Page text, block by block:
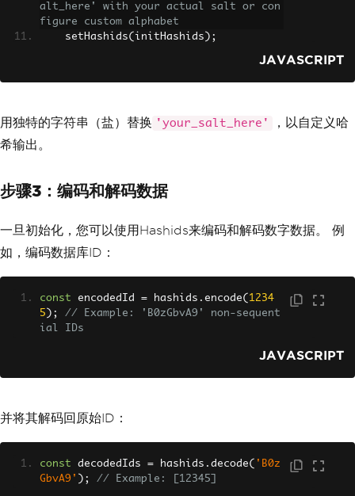
alt_here' with your actual salt or con
figure custom alphabet
    setHashids
( initHashids );
// Other component logic here
{/* Your JSX content */}
export default MyComponent
JAVASCRIPT
用独特的字符串（盐）替换 'your_salt_here'
，以自定义哈
希输出。
步骤3：编码和解码数据
一旦初始化，您可以使用Hashids来编码和解码数字数据。 例
如，编码数据库ID：
const encodedId = hashids . encode( 1234
5 );
// Example: 'B0zGbvA9' non-sequent
ial IDs
JAVASCRIPT
并将其解码回原始ID：
const decodedIds = hashids . decode( 'B0z
GbvA9' ); // Example: [12345]